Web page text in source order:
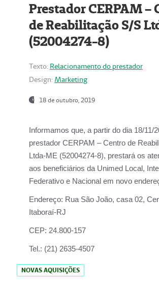
Prestador CERPAM –
de Reabilitação S/S
(52004274-8)
Texto: Relacionamento do prestador
Design: Marketing
18 de outubro, 2019
Informamos que, a partir do dia 18/11/
prestador CERPAM – Centro de
Ltda-ME (52004274-8), prestará os
aos beneficiários da Unimed Local,
Federativo e Nacional em novo
Endereço: Rua São João, casa 02,
Itaboraí-RJ
CEP: 24.800-157
Tel.: (21) 2635-4507
NOVAS AQUISIÇÕES